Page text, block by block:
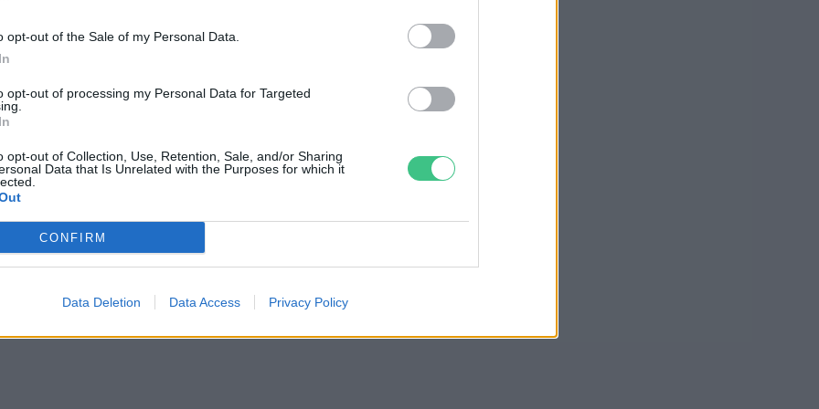
opt-out of the Sale of my Personal Data.
opt-out of processing my Personal Data for Targeted
opt-out of Collection, Use, Retention, Sale, and/or Sharing
Data that Is Unrelated with the Purposes for which it
CONFIRM
Data Deletion Data Access Privacy Policy
csúcsokra
az Everest gleccsere,
a hegymászók
Szemle